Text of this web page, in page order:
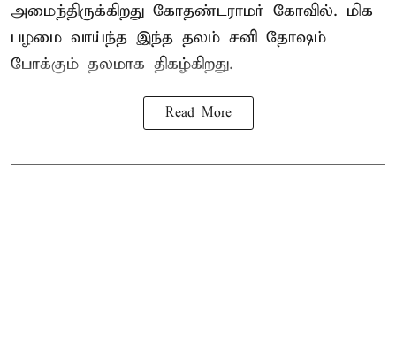
அமைந்திருக்கிறது கோதண்டராமர் கோவில். மிக
பழமை வாய்ந்த இந்த தலம் சனி தோஷம்
போக்கும் தலமாக திகழ்கிறது.
Read More